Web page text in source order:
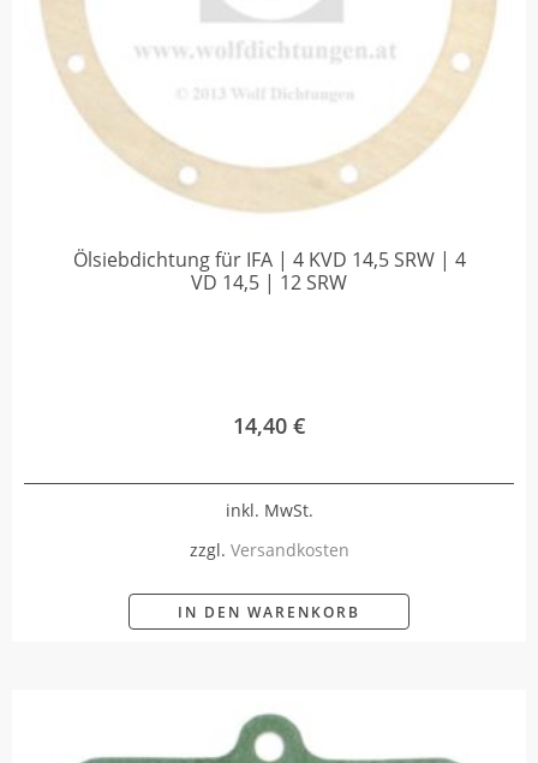
Ölsiebdichtung für IFA | 4 KVD 14,5 SRW | 4
VD 14,5 | 12 SRW
14,40 €
inkl. MwSt.
zzgl. Versandkosten
IN DEN WARENKORB